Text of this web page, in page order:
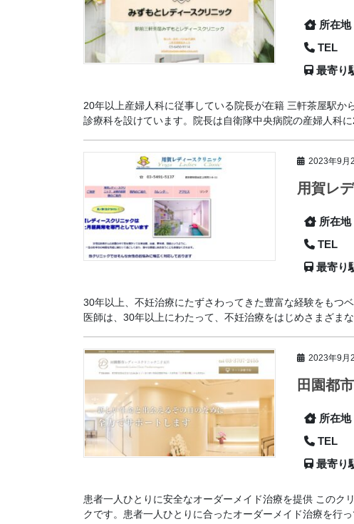
所在地
TEL
最寄り
20年以上産婦人科に従事している院長が在籍 三軒茶屋駅
診療科を設けています。院長は自衛隊中央病院の産婦人科
2023年9月
用賀レ
所在地
TEL
最寄り
30年以上、不妊治療にたずさわってきた豊富な経験をもつ
医師は、30年以上にわたって、不妊治療をはじめさまざま
2023年9月
田園都
所在地
TEL
最寄り
患者一人ひとりに安全なオーダーメイド治療を提供 このク
クです。患者一人ひとりに合ったオーダーメイド治療を行